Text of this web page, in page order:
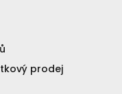
prodej